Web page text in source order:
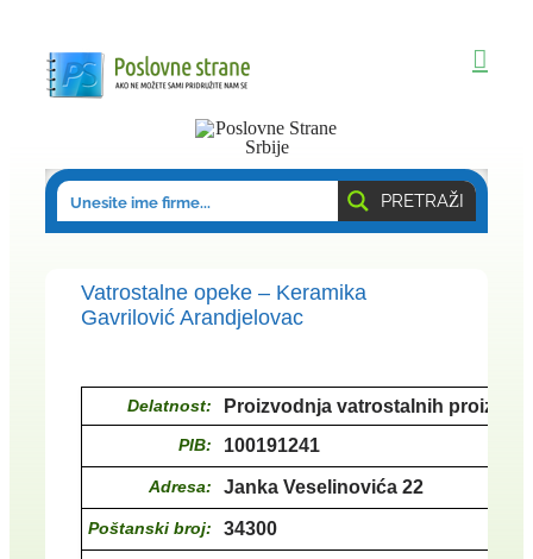
content
PRETRAŽI
Vatrostalne opeke – Keramika
Gavrilović Arandjelovac
Delatnost: Proizvodnja vatrostalnih
PIB: 100191241
Adresa: Janka Veselinovića 22
Poštanski broj: 34300